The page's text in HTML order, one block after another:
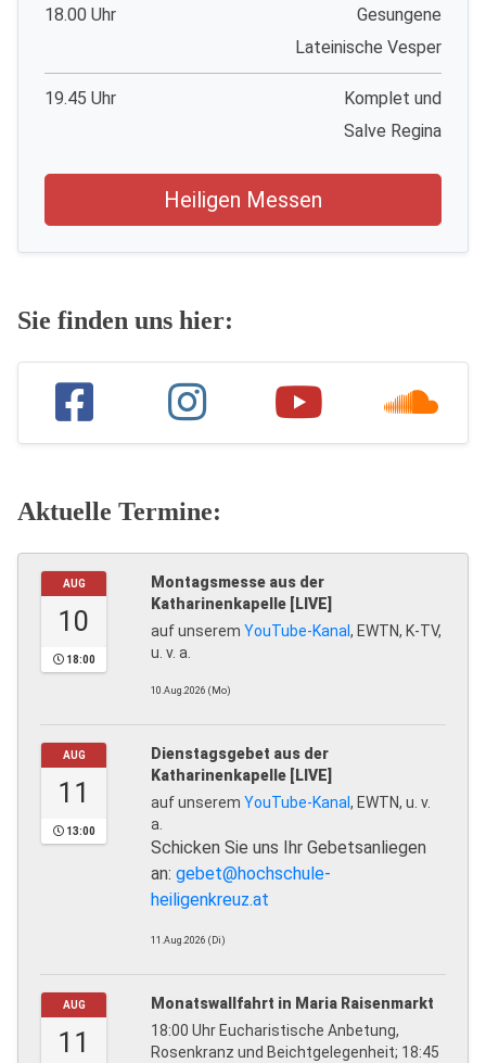
18.00 Uhr
Gesungene
Lateinische Vesper
19.45 Uhr
Komplet und
Salve Regina
Heiligen Messen
Sie finden uns hier:
Aktuelle Termine:
AUG
10
18:00
Montagsmesse aus der
Katharinenkapelle [LIVE]
auf unserem YouTube-Kanal, EWTN, K-TV,
u. v. a.
10.Aug.2026 (Mo)
AUG
11
13:00
Dienstagsgebet aus der
Katharinenkapelle [LIVE]
auf unserem YouTube-Kanal, EWTN, u. v.
a.
Schicken Sie uns Ihr Gebetsanliegen
an: gebet@hochschule-
heiligenkreuz.at
11.Aug.2026 (Di)
AUG
11
Monatswallfahrt in Maria Raisenmarkt
18:00 Uhr Eucharistische Anbetung,
Rosenkranz und Beichtgelegenheit; 18:45